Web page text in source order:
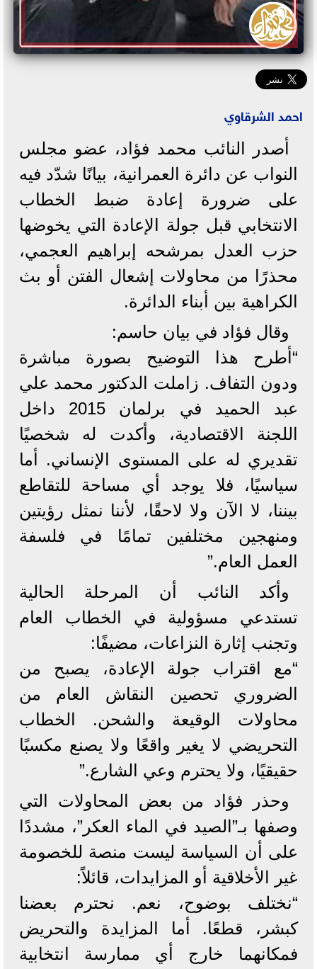
احمد الشرقاوي
أصدر النائب محمد فؤاد، عضو مجلس
النواب عن دائرة العمرانية، بيانًا شدّد فيه
على ضرورة إعادة ضبط الخطاب
الانتخابي قبل جولة الإعادة التي يخوضها
حزب العدل بمرشحه إبراهيم العجمي،
محذرًا من محاولات إشعال الفتن أو بث
الكراهية بين أبناء الدائرة.
وقال فؤاد في بيان حاسم:
“أطرح هذا التوضيح بصورة مباشرة
ودون التفاف. زاملت الدكتور محمد علي
عبد الحميد في برلمان 2015 داخل
اللجنة الاقتصادية، وأكدت له شخصيًا
تقديري له على المستوى الإنساني. أما
سياسيًا، فلا يوجد أي مساحة للتقاطع
بيننا، لا الآن ولا لاحقًا، لأننا نمثل رؤيتين
ومنهجين مختلفين تمامًا في فلسفة
العمل العام.”
وأكد النائب أن المرحلة الحالية
تستدعي مسؤولية في الخطاب العام
وتجنب إثارة النزاعات، مضيفًا:
“مع اقتراب جولة الإعادة، يصبح من
الضروري تحصين النقاش العام من
محاولات الوقيعة والشحن. الخطاب
التحريضي لا يغير واقعًا ولا يصنع مكسبًا
حقيقيًا، ولا يحترم وعي الشارع.”
وحذر فؤاد من بعض المحاولات التي
وصفها بـ”الصيد في الماء العكر”، مشددًا
على أن السياسة ليست منصة للخصومة
غير الأخلاقية أو المزايدات، قائلاً:
“نختلف بوضوح، نعم. نحترم بعضنا
كبشر، قطعًا. أما المزايدة والتحريض
فمكانهما خارج أي ممارسة انتخابية